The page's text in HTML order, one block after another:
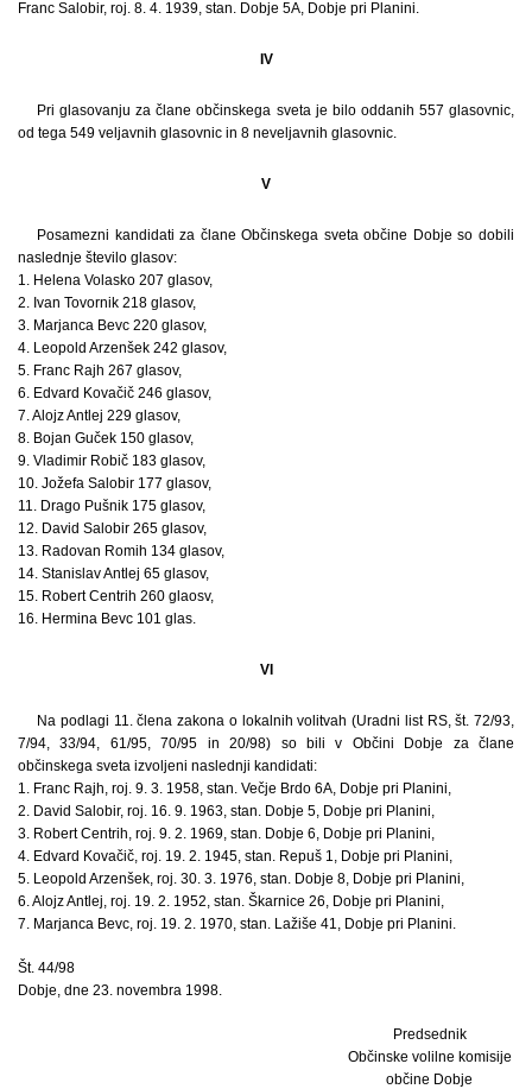
Franc Salobir, roj. 8. 4. 1939, stan. Dobje 5A, Dobje pri Planini.
IV
Pri glasovanju za člane občinskega sveta je bilo oddanih 557 glasovnic,
od tega 549 veljavnih glasovnic in 8 neveljavnih glasovnic.
V
Posamezni kandidati za člane Občinskega sveta občine Dobje so dobili
naslednje število glasov:
1. Helena Volasko 207 glasov,
2. Ivan Tovornik 218 glasov,
3. Marjanca Bevc 220 glasov,
4. Leopold Arzenšek 242 glasov,
5. Franc Rajh 267 glasov,
6. Edvard Kovačič 246 glasov,
7. Alojz Antlej 229 glasov,
8. Bojan Guček 150 glasov,
9. Vladimir Robič 183 glasov,
10. Jožefa Salobir 177 glasov,
11. Drago Pušnik 175 glasov,
12. David Salobir 265 glasov,
13. Radovan Romih 134 glasov,
14. Stanislav Antlej 65 glasov,
15. Robert Centrih 260 glaosv,
16. Hermina Bevc 101 glas.
VI
Na podlagi 11. člena zakona o lokalnih volitvah (Uradni list RS, št. 72/93,
7/94, 33/94, 61/95, 70/95 in 20/98) so bili v Občini Dobje za člane
občinskega sveta izvoljeni naslednji kandidati:
1. Franc Rajh, roj. 9. 3. 1958, stan. Večje Brdo 6A, Dobje pri Planini,
2. David Salobir, roj. 16. 9. 1963, stan. Dobje 5, Dobje pri Planini,
3. Robert Centrih, roj. 9. 2. 1969, stan. Dobje 6, Dobje pri Planini,
4. Edvard Kovačič, roj. 19. 2. 1945, stan. Repuš 1, Dobje pri Planini,
5. Leopold Arzenšek, roj. 30. 3. 1976, stan. Dobje 8, Dobje pri Planini,
6. Alojz Antlej, roj. 19. 2. 1952, stan. Škarnice 26, Dobje pri Planini,
7. Marjanca Bevc, roj. 19. 2. 1970, stan. Lažiše 41, Dobje pri Planini.
Št. 44/98
Dobje, dne 23. novembra 1998.
Predsednik
Občinske volilne komisije
občine Dobje